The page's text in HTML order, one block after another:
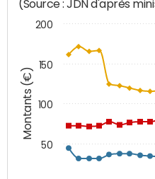
Montants (€)
(Source : JDN d'après
50
100
150
200